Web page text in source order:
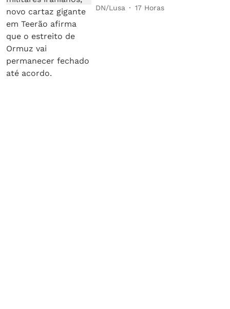
DN/Lusa 17 Horas